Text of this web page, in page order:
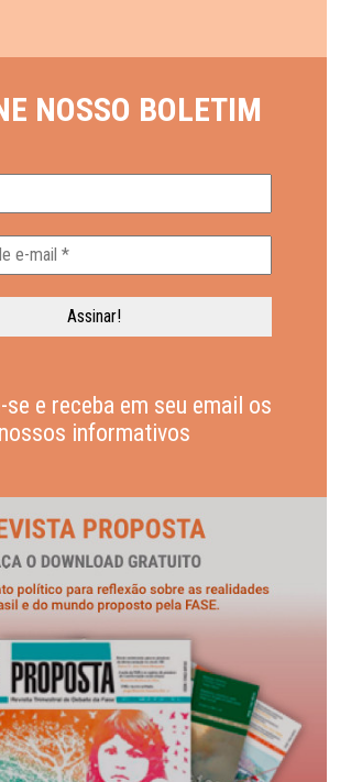
NOSSO BOLETIM
se e receba em seu email os
nossos informativos